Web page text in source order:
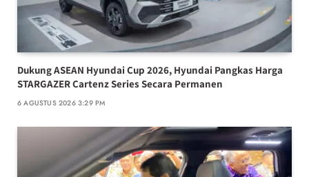
Dukung ASEAN Hyundai Cup 2026, Hyundai Pangkas Harga
STARGAZER Cartenz Series Secara Permanen
6 AGUSTUS 2026 3:29 PM